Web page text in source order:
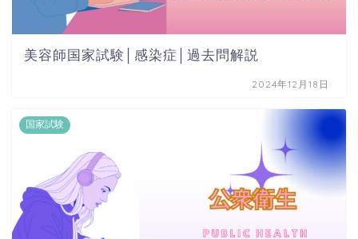
美容師国家試験│感染症│過去問解説
2024年12月18日
国家試験